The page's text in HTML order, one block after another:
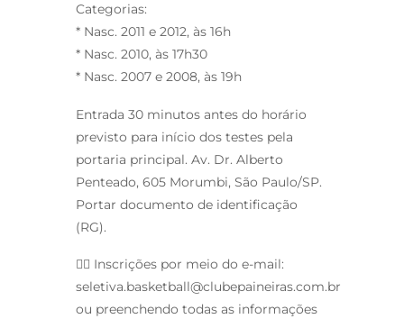
Categorias:
* Nasc. 2011 e 2012, às 16h
* Nasc. 2010, às 17h30
* Nasc. 2007 e 2008, às 19h
Entrada 30 minutos antes do horário
previsto para início dos testes pela
portaria principal. Av. Dr. Alberto
Penteado, 605 Morumbi, São Paulo/SP.
Portar documento de identificação
(RG).
✍🏼 Inscrições por meio do e-mail:
seletiva.basketball@clubepaineiras.com.br
ou preenchendo todas as informações